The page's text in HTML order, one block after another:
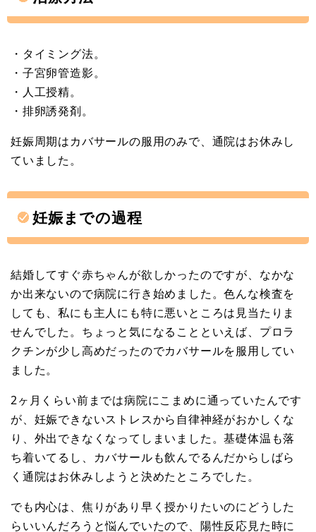
・タイミング法。
・子宮卵管造影。
・人工授精。
・排卵誘発剤。
妊娠周期はカバサールの服用のみで、通院はお休みし
ていました。
妊娠までの過程
結婚してすぐ赤ちゃんが欲しかったのですが、なかな
か出来ないので病院に行き始めました。色んな検査を
しても、私にも主人にも特に悪いところは見当たりま
せんでした。ちょっと気になることといえば、プロラ
クチンが少し高めだったのでカバサールを服用してい
ました。
2ヶ月くらい前までは病院にこまめに通っていたんです
が、妊娠できないストレスから自律神経がおかしくな
り、外出できなくなってしまいました。基礎体温も落
ち着いてるし、カバサールも飲んでるんだからしばら
く通院はお休みしようと決めたところでした。
でも内心は、焦りがあり早く授かりたいのにどうした
らいいんだろうと悩んでいたので、陽性反応見た時に